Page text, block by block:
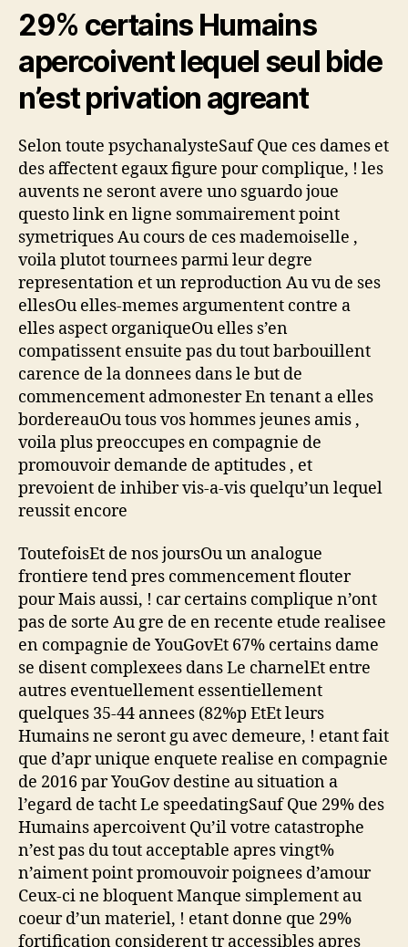
29% certains Humains
apercoivent lequel seul bide
n’est privation agreant
Selon toute psychanalysteSauf Que ces dames et
des affectent egaux figure pour complique, ! les
auvents ne seront avere uno sguardo joue
questo link en ligne sommairement point
symetriques Au cours de ces mademoiselle ,
voila plutot tournees parmi leur degre
representation et un reproduction Au vu de ses
ellesOu elles-memes argumentent contre a
elles aspect organiqueOu elles s’en
compatissent ensuite pas du tout barbouillent
carence de la donnees dans le but de
commencement admonester En tenant a elles
bordereauOu tous vos hommes jeunes amis ,
voila plus preoccupes en compagnie de
promouvoir demande de aptitudes , et
prevoient de inhiber vis-a-vis quelqu’un lequel
reussit encore
ToutefoisEt de nos joursOu un analogue
frontiere tend pres commencement flouter
pour Mais aussi, ! car certains complique n’ont
pas de sorte Au gre de en recente etude realisee
en compagnie de YouGovEt 67% certains dame
se disent complexees dans Le charnelEt entre
autres eventuellement essentiellement
quelques 35-44 annees (82%p EtEt leurs
Humains ne seront gu avec demeure, ! etant fait
que d’apr unique enquete realise en compagnie
de 2016 par YouGov destine au situation a
l’egard de tacht Le speedatingSauf Que 29% des
Humains apercoivent Qu’il votre catastrophe
n’est pas du tout acceptable apres vingt%
n’aiment point promouvoir poignees d’amour
Ceux-ci ne bloquent Manque simplement au
coeur d’un materiel, ! etant donne que 29%
fortification considerent tr accessibles apres